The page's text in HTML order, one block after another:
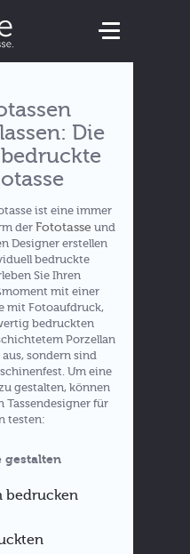
Die
ist eine immer
der Fototasse und
Designer erstellen
bedruckte
Sie Ihren
mit einer
mit Fotoaufdruck,
bedruckten
Porzellan
sondern sind
Um eine
gestalten, können
Tassendesigner für
testen:
bedrucken